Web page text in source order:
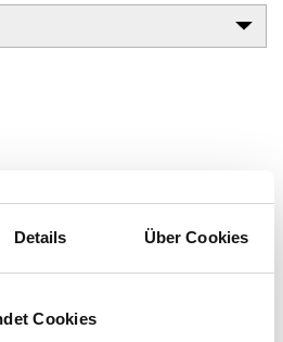
Details Über Cookies
Cookies